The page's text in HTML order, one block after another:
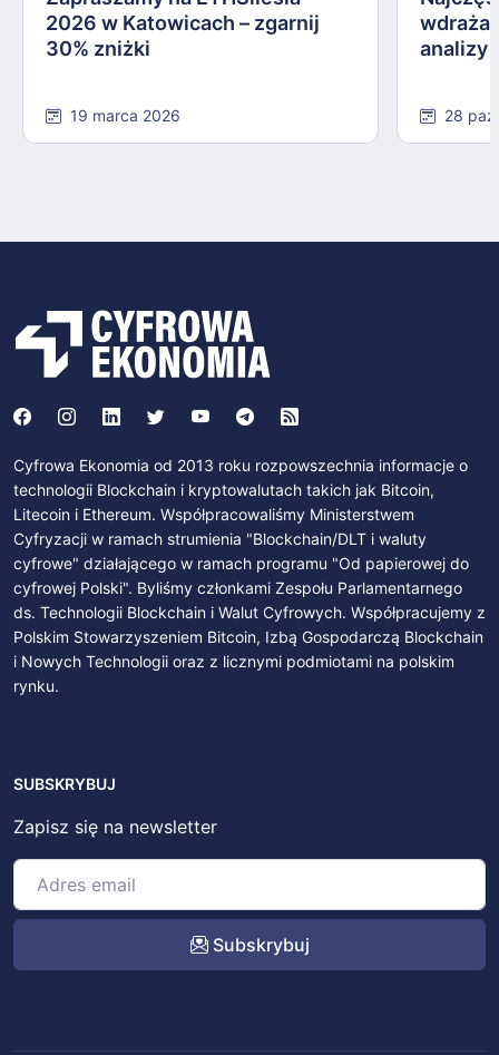
2026 w Katowicach – zgarnij
30% zniżki
19 marca 2026
analizy
28
Cyfrowa Ekonomia od 2013 roku rozpowszechnia informacje o
technologii Blockchain i kryptowalutach takich jak Bitcoin,
Litecoin i Ethereum. Współpracowaliśmy Ministerstwem
Cyfryzacji w ramach strumienia "Blockchain/DLT i waluty
cyfrowe" działającego w ramach programu "Od papierowej do
cyfrowej Polski". Byliśmy członkami Zespołu Parlamentarnego
ds. Technologii Blockchain i Walut Cyfrowych. Współpracujemy z
Polskim Stowarzyszeniem Bitcoin, Izbą Gospodarczą Blockchain
i Nowych Technologii oraz z licznymi podmiotami na polskim
rynku.
SUBSKRYBUJ
Zapisz się na newsletter
Subskrybuj